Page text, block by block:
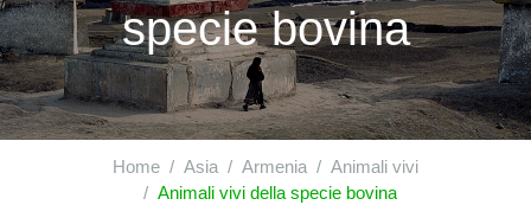
specie bovina
Home Asia Armenia
Animali vivi
Animali vivi della specie bovina